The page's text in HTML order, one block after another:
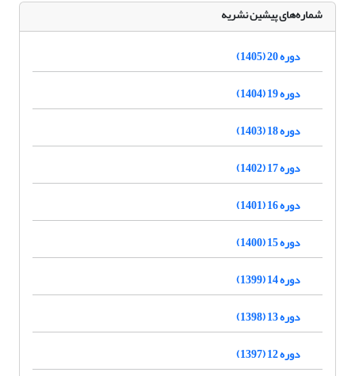
شماره‌های پیشین نشریه
دوره 20 (1405)
دوره 19 (1404)
دوره 18 (1403)
دوره 17 (1402)
دوره 16 (1401)
دوره 15 (1400)
دوره 14 (1399)
دوره 13 (1398)
دوره 12 (1397)